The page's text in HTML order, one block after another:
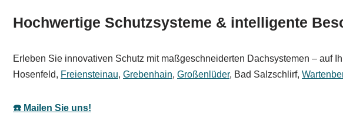
Hochwertige Schutzsysteme & intelligente
Erleben Sie innovativen Schutz mit maßgeschneiderten Dachsystemen – auf
Hosenfeld, Freiensteinau, Grebenhain, Großenlüder, Bad Salzschlirf,
☎️ Mailen Sie uns!